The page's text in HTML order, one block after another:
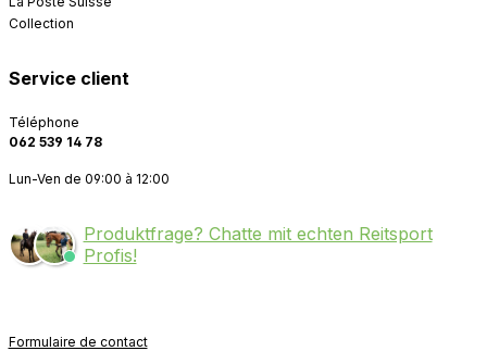
Collection
Service client
Téléphone
062 539 14 78
Lun-Ven de 09:00 à 12:00
Produktfrage? Chatte mit echten Reitsport
Profis!
Formulaire de contact